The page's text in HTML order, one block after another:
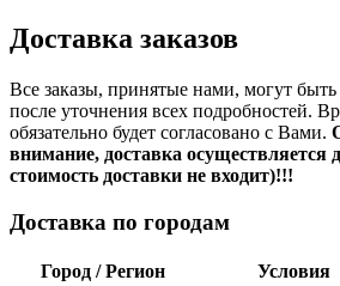
Доставка заказов
Все заказы, принятые нами, могут быть
после уточнения всех подробностей.
обязательно будет согласовано с Вами.
внимание, доставка осуществляется
стоимость доставки не входит)!!!
Доставка по городам
Город / Регион Условия